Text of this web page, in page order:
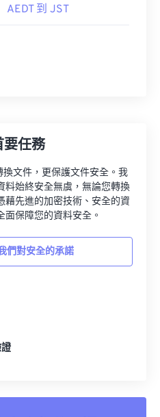
AEDT 到 JST
要任務
文件，更保護文件安全。我
料始終安全無虞，無論您轉換
藉先進的加密技術、安全的資
保障您的資料安全。
們對安全的承諾